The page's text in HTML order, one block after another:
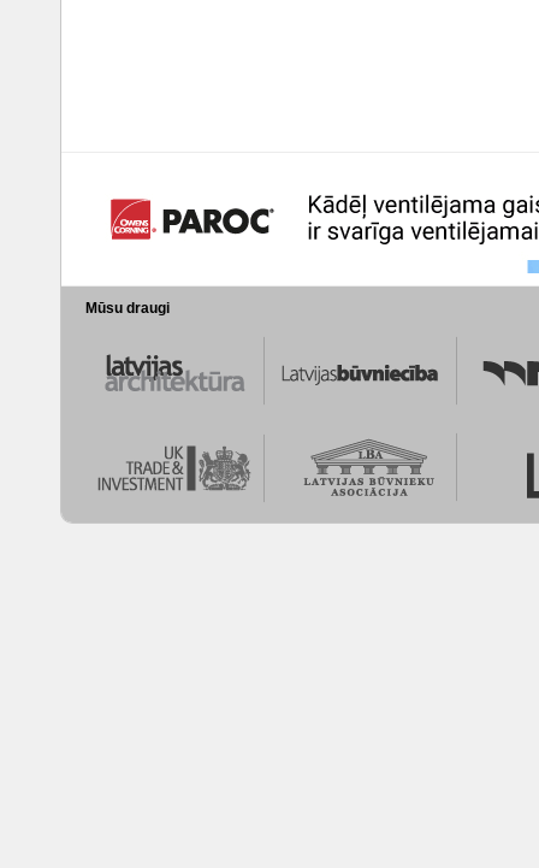
Mūsu draugi